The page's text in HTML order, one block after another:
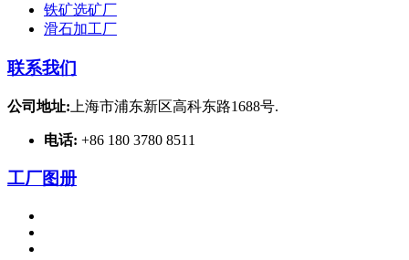
铁矿选矿厂
滑石加工厂
联系我们
公司地址: 上海市浦东新区高科东路1688号.
电话: +86 180 3780 8511
工厂图册